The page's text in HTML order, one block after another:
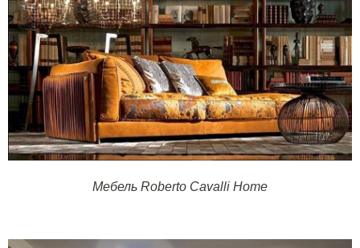
Мебель Roberto Cavalli Home